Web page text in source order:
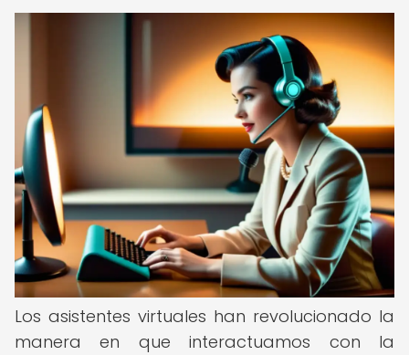
Los asistentes virtuales han revolucionado la
manera en que interactuamos con la